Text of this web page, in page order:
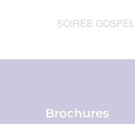
SOIREE GOSPEL
Brochures